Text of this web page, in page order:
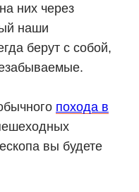
них через
наши
берут с собой,
похода в
вы будете